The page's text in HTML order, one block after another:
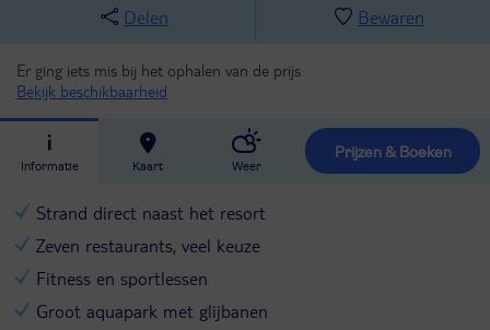
Delen Bewaren
Er ging iets mis bij het ophalen van de prijs
Bekijk beschikbaarheid
Informatie Kaart Weer
Prijzen & Boeken
Strand direct naast het resort
Zeven restaurants, veel keuze
Fitness en sportlessen
Groot aquapark met glijbanen